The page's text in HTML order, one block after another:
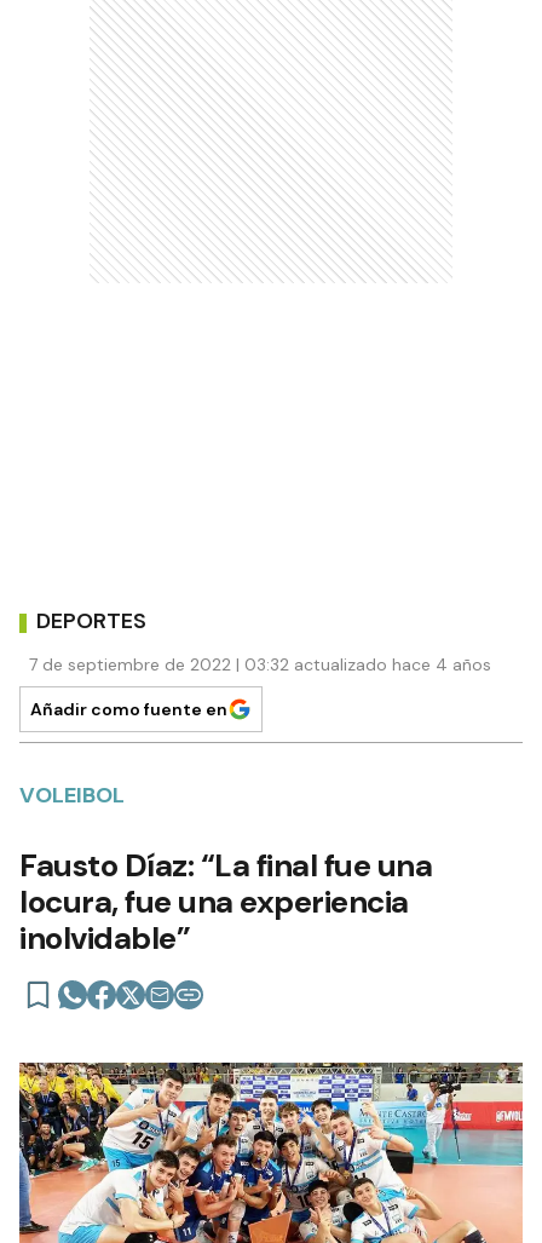
DEPORTES
7 de septiembre de 2022 | 03:32 actualizado hace 4 años
Añadir como fuente en
VOLEIBOL
Fausto Díaz: “La final fue una
locura, fue una experiencia
inolvidable”